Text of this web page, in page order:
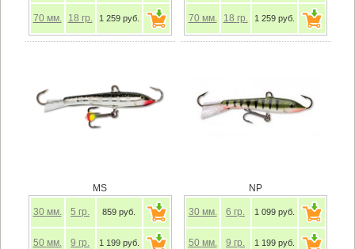
70 мм. 18 гр. 1 259 руб. 70 мм. 18 гр. 1 259 руб.
MS
30 мм. 5 гр. 859 руб.
50 мм. 9 гр. 1 199 руб.
NP
30 мм. 6 гр. 1 099 руб.
50 мм. 9 гр. 1 199 руб.